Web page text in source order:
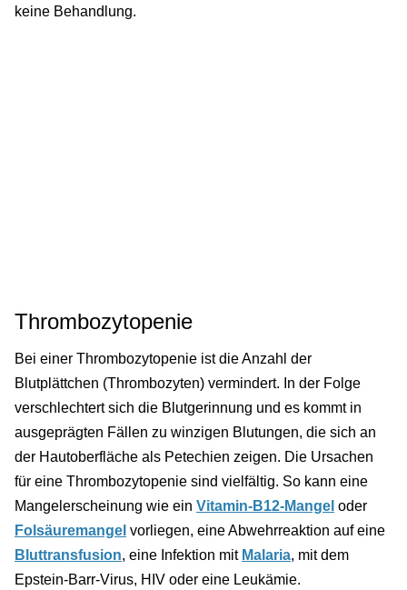
keine Behandlung.
Thrombozytopenie
Bei einer Thrombozytopenie ist die Anzahl der
Blutplättchen (Thrombozyten) vermindert. In der Folge
verschlechtert sich die Blutgerinnung und es kommt in
ausgeprägten Fällen zu winzigen Blutungen, die sich an
der Hautoberfläche als Petechien zeigen. Die Ursachen
für eine Thrombozytopenie sind vielfältig. So kann eine
Mangelerscheinung wie ein Vitamin-B12-Mangel oder
Folsäuremangel vorliegen, eine Abwehrreaktion auf eine
Bluttransfusion, eine Infektion mit Malaria, mit dem
Epstein-Barr-Virus, HIV oder eine Leukämie.